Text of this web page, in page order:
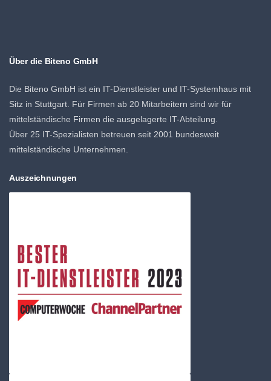
Über die Biteno GmbH
Die Biteno GmbH ist ein IT-Dienstleister und IT-Systemhaus mit
Sitz in Stuttgart. Für Firmen ab 20 Mitarbeitern sind wir für
mittelständische Firmen die ausgelagerte IT-Abteilung.
Über 25 IT-Spezialisten betreuen seit 2001 bundesweit
mittelständische Unternehmen.
Auszeichnungen